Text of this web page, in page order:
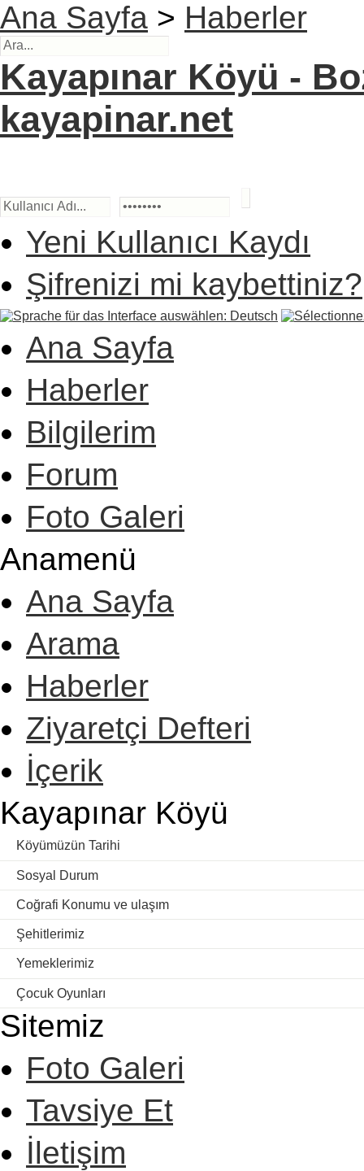
Ana Sayfa > Haberler
Kayapınar Köyü -
kayapinar.net
Yeni Kullanıcı Kaydı
Şifrenizi mi kaybettiniz?
Ana Sayfa
Haberler
Bilgilerim
Forum
Foto Galeri
Anamenü
Ana Sayfa
Arama
Haberler
Ziyaretçi Defteri
İçerik
Kayapınar Köyü
Köyümüzün Tarihi
Sosyal Durum
Coğrafi Konumu ve ulaşım
Şehitlerimiz
Yemeklerimiz
Çocuk Oyunları
Sitemiz
Foto Galeri
Tavsiye Et
İletişim